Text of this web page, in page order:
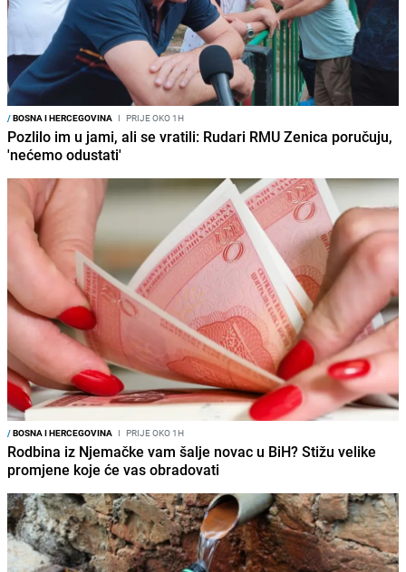
/BOSNA I HERCEGOVINA I PRIJE OKO 1H
Pozlilo im u jami, ali se vratili: Rudari RMU Zenica poručuju,
'nećemo odustati'
/BOSNA I HERCEGOVINA I PRIJE OKO 1H
Rodbina iz Njemačke vam šalje novac u BiH? Stižu velike
promjene koje će vas obradovati